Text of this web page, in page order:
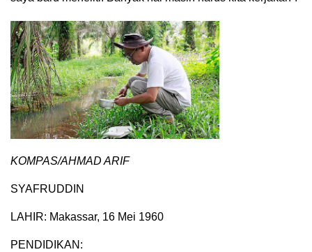
KOMPAS/AHMAD ARIF
SYAFRUDDIN
LAHIR: Makassar, 16 Mei 1960
PENDIDIKAN: